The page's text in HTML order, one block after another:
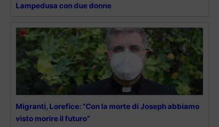
Lampedusa con due donne
Migranti, Lorefice: “Con la morte di Joseph abbiamo
visto morire il futuro”